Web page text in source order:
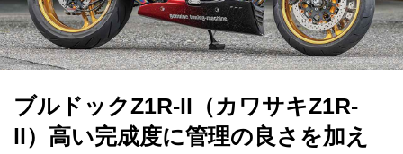
ブルドックZ1R-ll（カワサキZ1R-
ll）高い完成度に管理の良さを加え